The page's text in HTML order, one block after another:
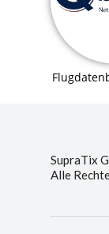
SupraTix
Alle